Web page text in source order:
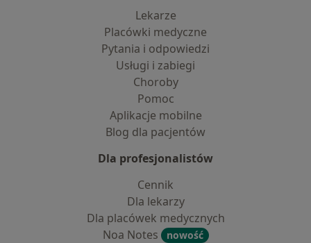
Lekarze
Placówki medyczne
Pytania i odpowiedzi
Usługi i zabiegi
Choroby
Pomoc
Aplikacje mobilne
Blog dla pacjentów
Dla profesjonalistów
Cennik
Dla lekarzy
Dla placówek medycznych
Noa Notes
nowość